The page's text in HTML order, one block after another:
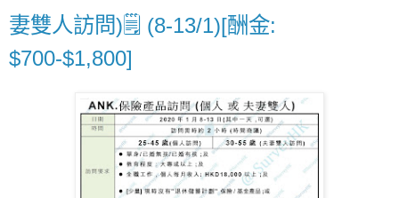
妻雙人訪問)🗒 (8-13/1)[酬金:
$700-$1,800]